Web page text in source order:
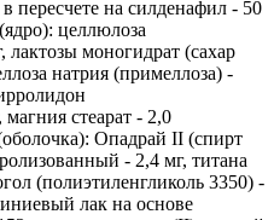
пересчете на силденафил - 50
целлюлоза
лактозы моногидрат (сахар
натрия (примеллоза) -
стеарат - 2,0
Опадрай II (спирт
- 2,4 мг, титана
(полиэтиленгликоль 3350) -
лак на основе